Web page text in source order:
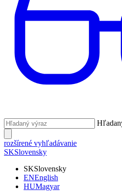
rozšírené vyhľadávanie
SKSlovensky
SKSlovensky
ENEnglish
HUMagyar